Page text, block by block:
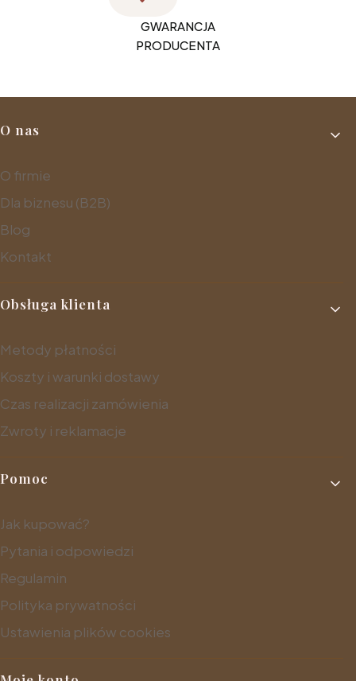
GWARANCJA
PRODUCENTA
Linki w stopce
O nas
O firmie
Dla biznesu (B2B)
Blog
Kontakt
Obsługa klienta
Metody płatności
Koszty i warunki dostawy
Czas realizacji zamówienia
Zwroty i reklamacje
Pomoc
Jak kupować?
Pytania i odpowiedzi
Regulamin
Polityka prywatności
Ustawienia plików cookies